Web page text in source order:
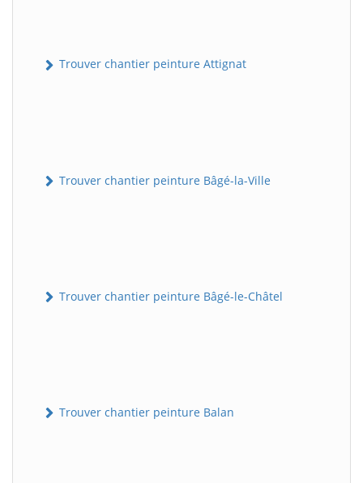
Trouver chantier peinture Attignat
Trouver chantier peinture Bâgé-la-Ville
Trouver chantier peinture Bâgé-le-Châtel
Trouver chantier peinture Balan